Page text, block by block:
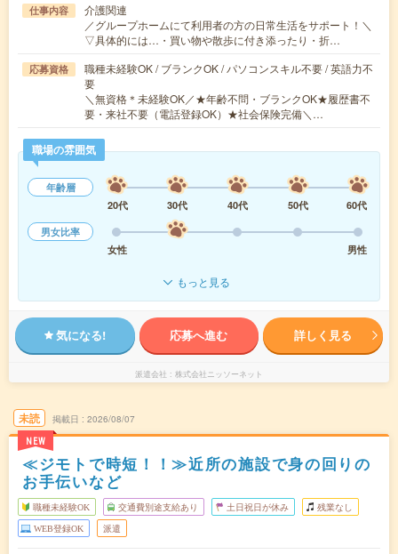
仕事内容
介護関連
／グループホームにて利用者の方の日常生活をサポート！＼
▽具体的には…・買い物や散歩に付き添ったり・折…
応募資格
職種未経験OK / ブランクOK / パソコンスキル不要 / 英語力不
要
＼無資格＊未経験OK／★年齢不問・ブランクOK★履歴書不
要・来社不要（電話登録OK）★社会保険完備＼…
職場の雰囲気
年齢層
20代
30代 40代 50代
60代
男女比率
女性
男性
もっと見る
気になる! 応募へ進む 詳しく見る
派遣会社 株式会社ニッソーネット
未読
NEW
掲載日 2026/08/07
≪ジモトで時短！！≫近所の施設で身の回りの
お手伝いなど
職種未経験OK 交通費別途支給あり 土日祝日が休み 残業なし
WEB登録OK 派遣